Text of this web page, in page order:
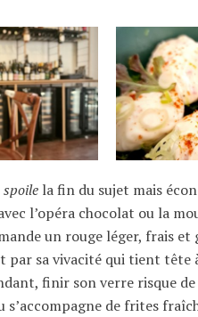
spoile la fin du sujet mais
l’opéra chocolat ou la
un rouge léger, frais et
par sa vivacité qui tient tête
finir son verre risque
s’accompagne de frites